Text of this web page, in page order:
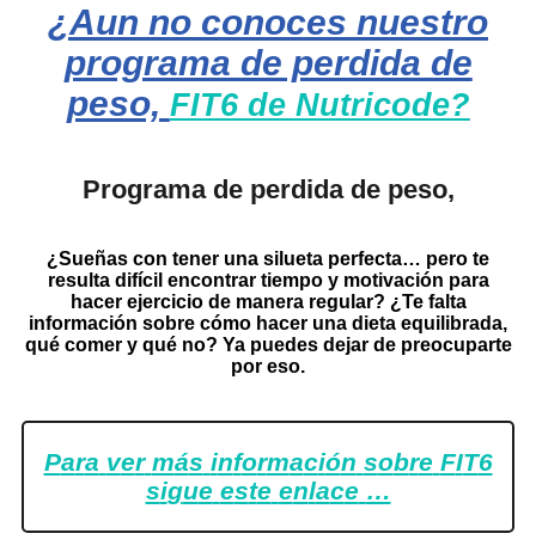
¿Aun no conoces nuestro
programa de perdida de
peso, FIT6 de Nutricode?
Programa de perdida de peso,
¿Sueñas con tener una silueta perfecta… pero te
resulta difícil encontrar tiempo y motivación para
hacer ejercicio de manera regular? ¿Te falta
información sobre cómo hacer una dieta equilibrada,
qué comer y qué no? Ya puedes dejar de preocuparte
por eso.
Para ver más información sobre FIT6
sigue este enlace …